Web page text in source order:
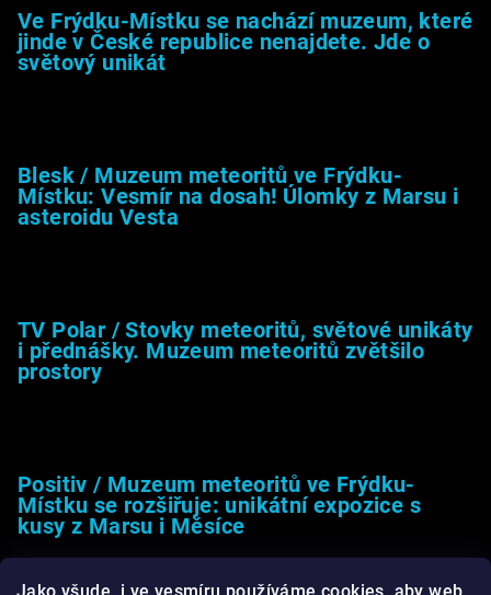
Ve Frýdku-Místku se nachází muzeum, které
jinde v České republice nenajdete. Jde o
světový unikát
Blesk / Muzeum meteoritů ve Frýdku-
Místku: Vesmír na dosah! Úlomky z Marsu i
asteroidu Vesta
TV Polar / Stovky meteoritů, světové unikáty
i přednášky. Muzeum meteoritů zvětšilo
prostory
Positiv / Muzeum meteoritů ve Frýdku-
Místku se rozšiřuje: unikátní expozice s
kusy z Marsu i Měsíce